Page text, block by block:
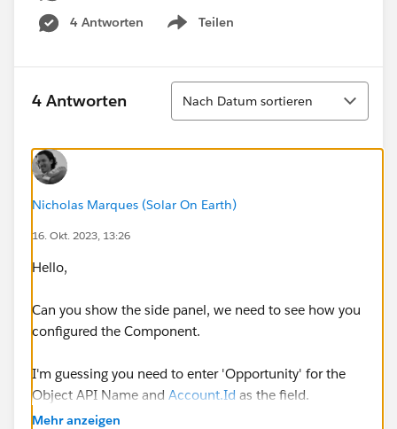
4 Antworten
Teilen
Show menu
4 Antworten
Sortieren
Nach Datum sortieren
Nicholas Marques (Solar On Earth)
16. Okt. 2023, 13:26
Hello,
Can you show the side panel, we need to see how you
configured the Component.
I'm guessing you need to enter 'Opportunity' for the
Object API Name and Account.Id as the field.
Mehr anzeigen